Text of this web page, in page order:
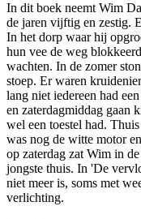
In dit boek neemt Wim
de jaren vijftig en zestig.
In het dorp waar hij
hun vee de weg
wachten. In de zomer
stoep. Er waren
lang niet iedereen had
en zaterdagmiddag gaan
wel een toestel had.
was nog de witte motor
op zaterdag zat Wim in
jongste thuis. In 'De
niet meer is, soms met
verlichting.